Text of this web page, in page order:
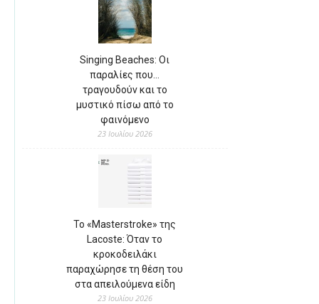
Singing Beaches: Οι
παραλίες που…
τραγουδούν και το
μυστικό πίσω από το
φαινόμενο
23 Ιουλίου 2026
Το «Masterstroke» της
Lacoste: Όταν το
κροκοδειλάκι
παραχώρησε τη θέση του
στα απειλούμενα είδη
23 Ιουλίου 2026